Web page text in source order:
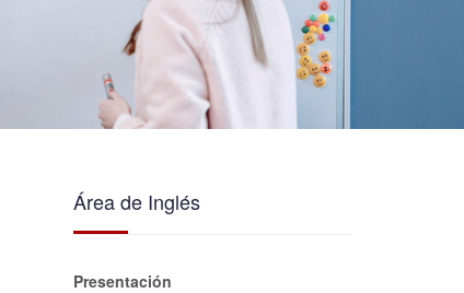
Área de Inglés
Presentación